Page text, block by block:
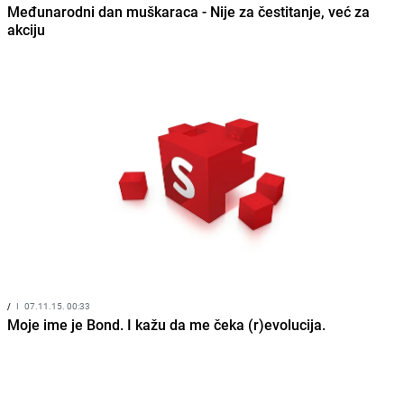
Međunarodni dan muškaraca - Nije za čestitanje, već za
akciju
/ I 07.11.15. 00:33
Moje ime je Bond. I kažu da me čeka (r)evolucija.